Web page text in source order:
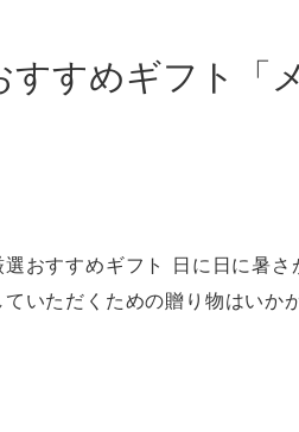
すすめギフト「
おすすめギフト ⽇に⽇に暑さ
いただくための贈り物はいか